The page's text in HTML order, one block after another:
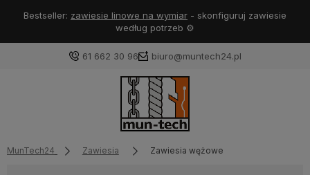
Bestseller: zawiesie linowe na wymiar - skonfiguruj zawiesie
według potrzeb ⚙️
61 662 30 96 biuro@muntech24.pl
MunTech24 Zawiesia Zawiesia wężowe